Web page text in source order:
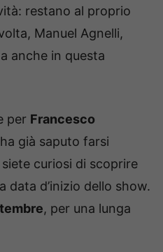
restano al proprio
Manuel Agnelli,
anche in questa
per Francesco
già saputo farsi
curiosi di scoprire
data d’inizio dello show.
, per una lunga